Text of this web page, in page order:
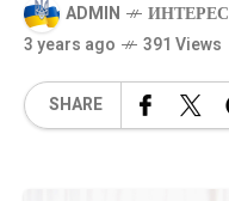
ADMIN
3 years ago
391 Views
SHARE